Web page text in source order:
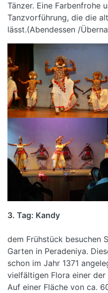
Tänzer. Eine Farbenfrohe
Tanzvorführung, die die
lässt.(Abendessen /
3. Tag: Kandy
dem Frühstück besuchen
Garten in Peradeniya.
schon im Jahr 1371
vielfältigen Flora einer
Auf einer Fläche von ca.